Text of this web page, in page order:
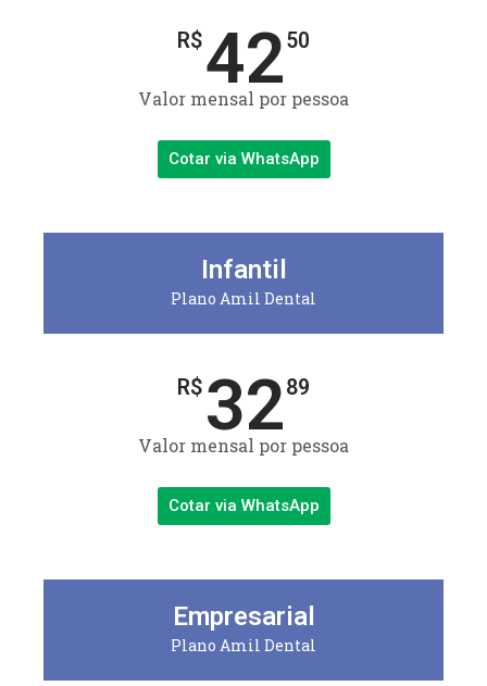
R$4250
Valor mensal por pessoa
Cotar via WhatsApp
Infantil
Plano Amil Dental
R$ 3289
Valor mensal por pessoa
Cotar via WhatsApp
Empresarial
Plano Amil Dental